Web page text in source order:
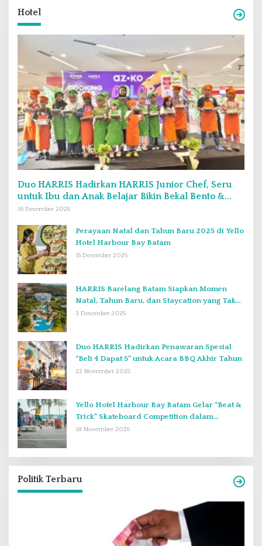
Hotel
Duo HARRIS Hadirkan HARRIS Junior Chef, Seru
untuk Ibu dan Anak Belajar Bikin Bekal Bento &
Kimbab
16 Desember 2025
Perayaan Natal dan Tahun Baru 2025 di Yello
Hotel Harbour Bay Batam
15 Desember 2025
HARRIS Barelang Batam Siapkan Momen
Natal, Tahun Baru, dan Staycation yang Tak
Terlupakan di Desember 2025
3 Desember 2025
Duo HARRIS Hadirkan Penawaran Spesial
“Beli 4 Dapat 5” untuk Acara BBQ Akhir Tahun
22 November 2025
Yello Hotel Harbour Bay Batam Gelar “Beat &
Trick” Skateboard Competition dalam
Perayaan Anniversary ke-2
18 November 2025
Politik Terbaru